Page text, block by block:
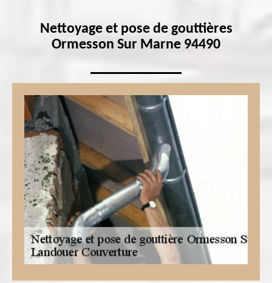
Nettoyage et pose de gouttières
Ormesson Sur Marne 94490